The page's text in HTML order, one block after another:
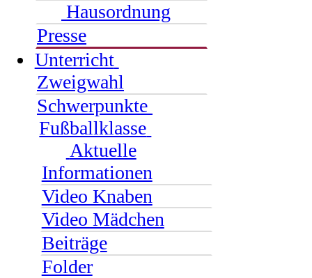
Hausordnung
Presse
Unterricht
Zweigwahl
Schwerpunkte
Fußballklasse
Aktuelle
Informationen
Video Knaben
Video Mädchen
Beiträge
Folder